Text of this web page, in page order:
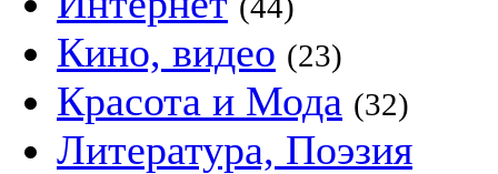
Кино, видео (23)
Красота и Мода (32)
Литература, Поэзия